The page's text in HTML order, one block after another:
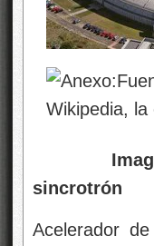
Acelerador